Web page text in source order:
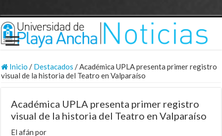
Inicio / Destacados /Académica UPLA presenta primer registro
visual de la historia del Teatro en Valparaíso
Académica UPLA presenta primer registro
visual de la historia del Teatro en Valparaíso
El afán por